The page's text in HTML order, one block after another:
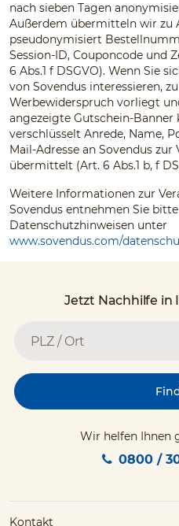
nach sieben Tagen
Außerdem übermitteln wir zu
pseudonymisiert
Session-ID, Couponcode und
6 Abs.1 f DSGVO). Wenn Sie
von Sovendus interessieren,
Werbewiderspruch vorliegt
angezeigte Gutschein-Banner
verschlüsselt Anrede, Name,
Mail-Adresse an Sovendus
übermittelt (Art. 6 Abs.1 b, f
Weitere Informationen zur
Sovendus entnehmen Sie
Datenschutzhinweisen unter
www.sovendus.com/
Jetzt Nachhilfe in
Wir helfen Ihnen
0800 /
Kontakt